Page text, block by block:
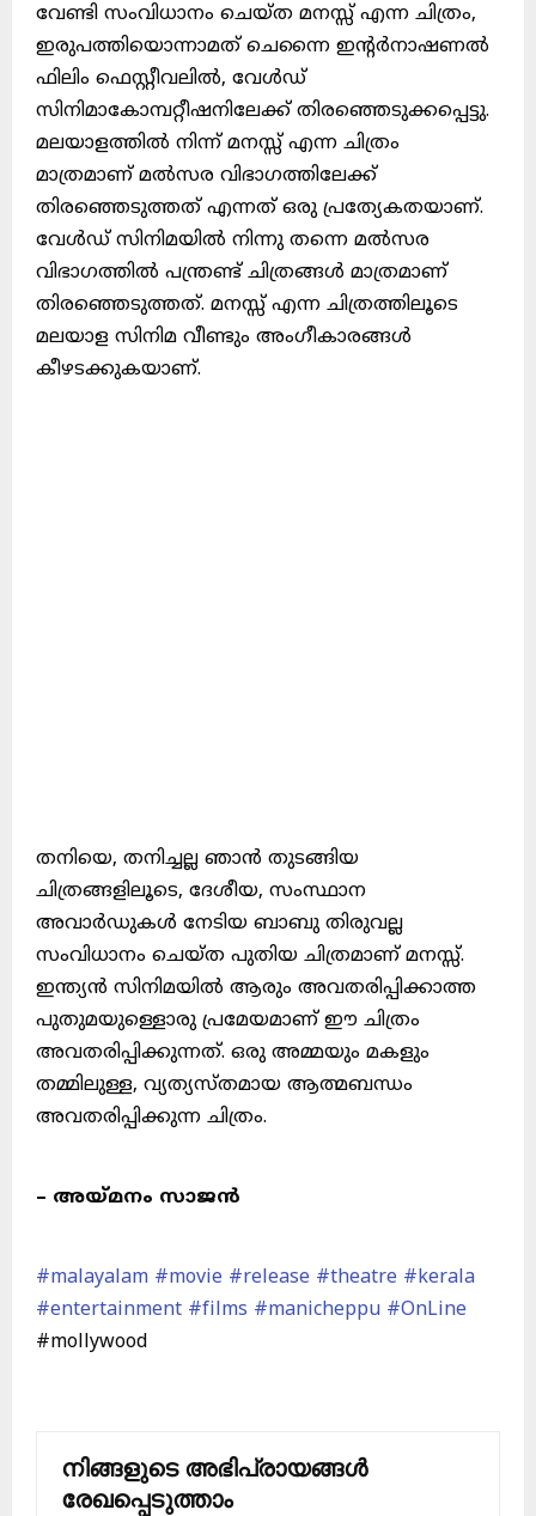
വേണ്ടി സംവിധാനം ചെയ്ത മനസ്സ് എന്ന ചിത്രം,
ഇരുപത്തിയൊന്നാമത് ചെന്നൈ ഇൻ്റർനാഷണൽ
ഫിലിം ഫെസ്റ്റീവലിൽ, വേൾഡ്
സിനിമാകോമ്പറ്റീഷനിലേക്ക് തിരഞ്ഞെടുക്കപ്പെട്ടു.
മലയാളത്തിൽ നിന്ന് മനസ്സ് എന്ന ചിത്രം
മാത്രമാണ് മൽസര വിഭാഗത്തിലേക്ക്
തിരഞ്ഞെടുത്തത് എന്നത് ഒരു പ്രത്യേകതയാണ്.
വേൾഡ് സിനിമയിൽ നിന്നു തന്നെ മൽസര
വിഭാഗത്തിൽ പന്ത്രണ്ട് ചിത്രങ്ങൾ മാത്രമാണ്
തിരഞ്ഞെടുത്തത്. മനസ്സ് എന്ന ചിത്രത്തിലൂടെ
മലയാള സിനിമ വീണ്ടും അംഗീകാരങ്ങൾ
കീഴടക്കുകയാണ്.
തനിയെ, തനിച്ചല്ല ഞാൻ തുടങ്ങിയ
ചിത്രങ്ങളിലൂടെ, ദേശീയ, സംസ്ഥാന
അവാർഡുകൾ നേടിയ ബാബു തിരുവല്ല
സംവിധാനം ചെയ്ത പുതിയ ചിത്രമാണ് മനസ്സ്.
ഇന്ത്യൻ സിനിമയിൽ ആരും അവതരിപ്പിക്കാത്ത
പുതുമയുള്ളൊരു പ്രമേയമാണ് ഈ ചിത്രം
അവതരിപ്പിക്കുന്നത്. ഒരു അമ്മയും മകളും
തമ്മിലുള്ള, വ്യത്യസ്തമായ ആത്മബന്ധം
അവതരിപ്പിക്കുന്ന ചിത്രം.
– അയ്മനം സാജൻ
#malayalam #movie #release #theatre #kerala
#entertainment #films #manicheppu #OnLine
#mollywood
നിങ്ങളുടെ അഭിപ്രായങ്ങൾ
രേഖപ്പെടുത്താം